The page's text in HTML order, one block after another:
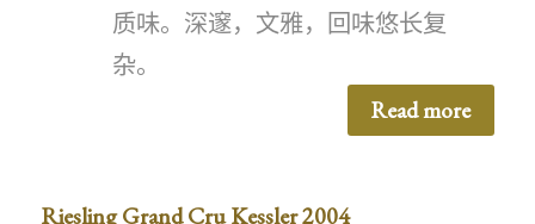
质味。深邃，文雅，回味悠长复
杂。
Read more
Riesling Grand Cru Kessler 2004